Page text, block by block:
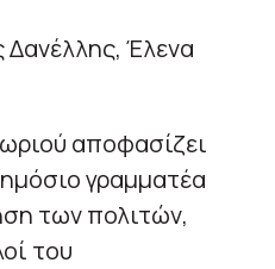
Έλενα
αποφασίζει
γραμματέα
των πολιτών,
του